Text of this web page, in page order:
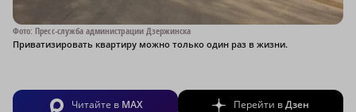
Фото: Пресс-служба администрации Дзержинска
Приватизировать квартиру можно только один раз в жизни.
Читайте в MAX Перейти вДзен